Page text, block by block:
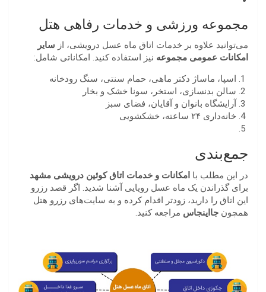
مجموعه ورزشی و خدمات رفاهی هتل
می‌توانید علاوه بر خدمات اتاق ماه عسل درویشی، از سایر
امکانات عمومی مجموعه نیز استفاده کنید. امکاناتی شامل:
اسپا، ماساژ دکتر ماهی، حمام سنتی، سنگ رودخانه
سالن بدنسازی، استخر، سونا خشک و بخار
آرایشگاه بانوان و آقایان، فضای سبز
خانه‌داری ۲۴ ساعته، خشکشویی
جمع‌بندی
در این مطلب با امکانات و خدمات اتاق کوئین درویشی مشهد
برای گذراندن یک ماه عسل رویایی آشنا شدید. اگر قصد رزرو
این اتاق را دارید، زودتر اقدام کرده و به سایت‌های رزرو هتل
همچون جااینجاس مراجعه کنید.